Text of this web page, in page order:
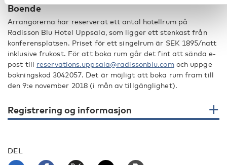
Boende
Arrangörerna har reserverat ett antal hotellrum på
Radisson Blu Hotel Uppsala, som ligger ett stenkast från
konferensplatsen. Priset för ett singelrum är SEK 1895/natt
inklusive frukost. För att boka rum går det fint att sända e-
post till reservations.uppsala@radissonblu.comoch uppge
bokningskod 3042057. Det är möjligt att boka rum fram till
den 9:e november 2018 (i mån av tillgänglighet).
Registrering og informasjon
DEL